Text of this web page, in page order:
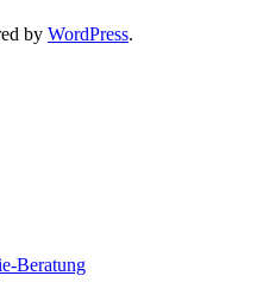
by WordPress.
Beratung